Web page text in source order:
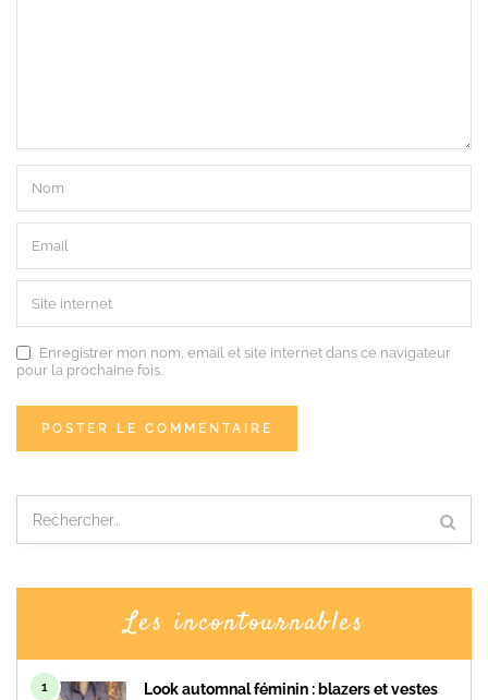
Enregistrer mon nom, email et site internet dans ce navigateur
pour la prochaine fois.
Les incontournables
1
Look automnal féminin : blazers et vestes